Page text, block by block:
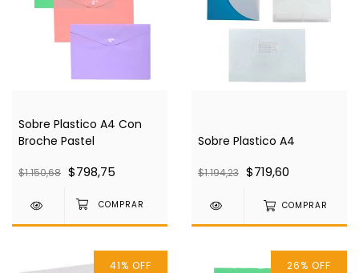
Sobre Plastico A4 Con
Broche Pastel
$1.150,68 $798,75
Sobre Plastico A4
$1.194,23 $719,60
COMPRAR
41% OFF 26% OFF